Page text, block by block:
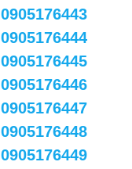
0905176443
0905176444
0905176445
0905176446
0905176447
0905176448
0905176449